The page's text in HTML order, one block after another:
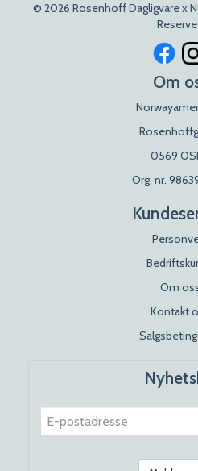
© 2026 Rosenhoff Dagligvare x
Om
0569
Org. nr.
Om
Kontakt